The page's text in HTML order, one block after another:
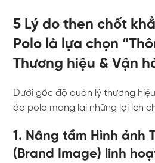
5 Lý do then chốt
Polo là lựa chọn
Thương hiệu & Vận
Dưới góc độ quản lý thương
áo polo mang lại những lợi ích
1. Nâng tầm Hình ảnh
(Brand Image) linh